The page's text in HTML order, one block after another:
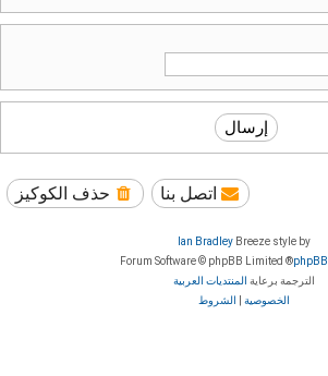
حذف الكوكيز اتصل بنا
Breeze style by
Ian Bradley
phpBB
® Forum Software © phpBB Limited
الترجمة برعاية المنتديات العربية
الخصوصية
الشروط